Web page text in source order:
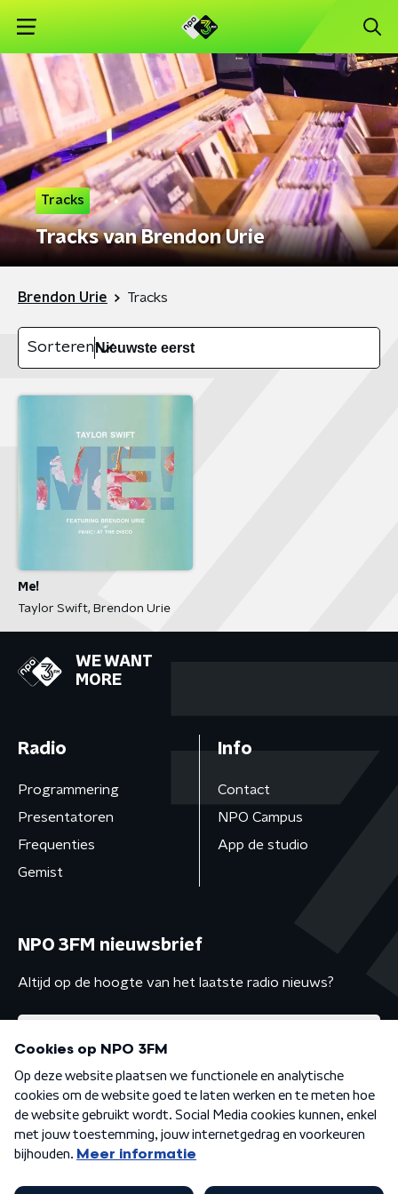
Tracks
Tracks van Brendon Urie
Brendon Urie Tracks
Sorteren
Me!
Taylor Swift, Brendon Urie
WE WANT
MORE
Radio
Programmering
Presentatoren
Frequenties
Gemist
Info
Contact
NPO Campus
App de studio
NPO 3FM nieuwsbrief
Altijd op de hoogte van het laatste radio nieuws?
Algemene voorwaarden Privacybeleid